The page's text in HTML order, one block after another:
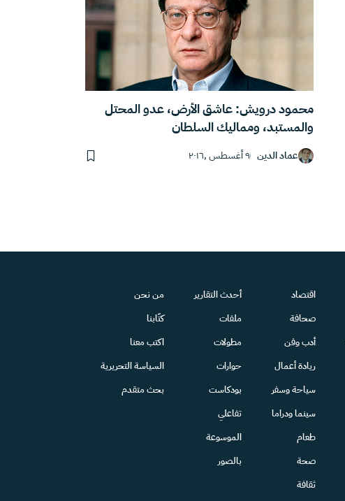
محمود درويش: عاشق الأرض، عدو المحتل
والمستبد، ومماليك السلطان
عماد الدين ٩ أغسطس ,٢٠١٦
اقتصاد
صحافة
أدب وفن
ريادة أعمال
سياحة وسفر
سينما ودراما
طعام
صحة
ثقافة
أحدث التقارير
ملفات
مطولات
حوارات
بودكاست
تفاعلي
الموسوعة
بالصور
من نحن
كتّابنا
اكتب معنا
السياسة التحريرية
بحث متقدم